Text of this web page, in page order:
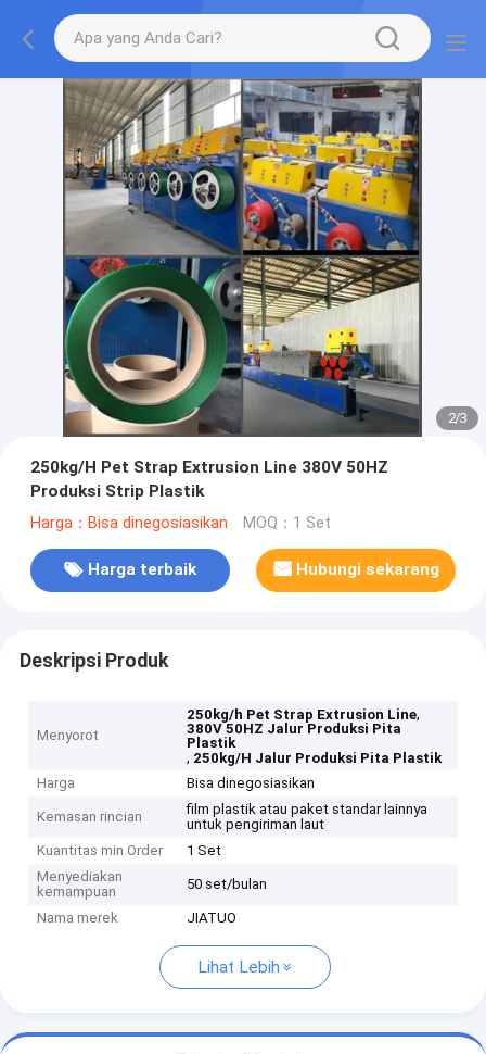
2/3
250kg/H Pet Strap Extrusion Line 380V 50HZ
Produksi Strip Plastik
Harga：Bisa dinegosiasikan MOQ：1 Set
Harga terbaik Hubungi sekarang
Deskripsi Produk
Menyorot
250kg/h Pet Strap Extrusion Line,
380V 50HZ Jalur Produksi Pita
Plastik
, 250kg/H Jalur Produksi Pita Plastik
Harga
Bisa dinegosiasikan
Kemasan rincian
film plastik atau paket standar lainnya
untuk pengiriman laut
Kuantitas min Order
1 Set
Menyediakan
kemampuan
50 set/bulan
Nama merek JIATUO
Lihat Lebih